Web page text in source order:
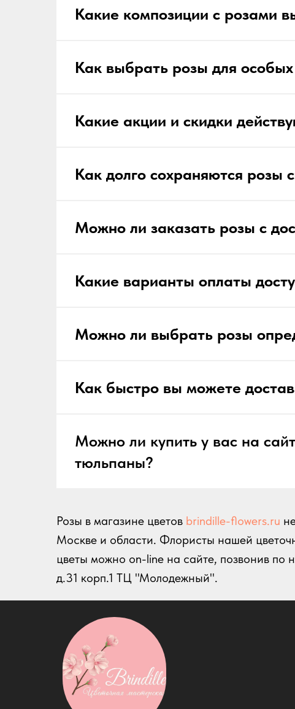
Какие композиции с розами
Как выбрать розы для
Какие акции и скидки
Как долго сохраняются розы
Можно ли заказать розы с
Какие варианты оплаты
Можно ли выбрать розы
Как быстро вы можете
Можно ли купить у вас на
тюльпаны?
Розы в магазине цветов brindille-flowers.ru
Москве и области. Флористы нашей
цветы можно on-line на сайте, позвонив
д.31 корп.1 ТЦ "Молодежный".